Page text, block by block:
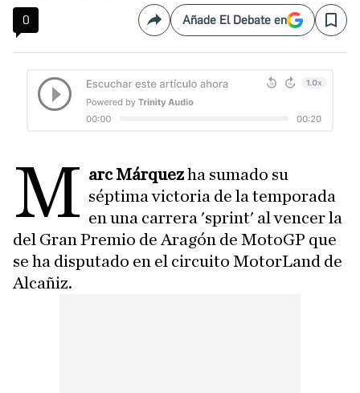
0 CompartirAñade El Debate en Save
M arc Márquezha sumado su
séptima victoria de la temporada
en una carrera 'sprint' al vencer la
del Gran Premio de Aragón de MotoGP que
se ha disputado en el circuito MotorLand de
Alcañiz.